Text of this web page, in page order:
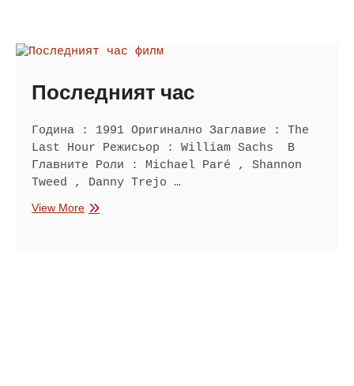
Последният час
Година : 1991 Оригинално Заглавие : The
Last Hour Режисьор : William Sachs В
Главните Роли : Michael Paré , Shannon
Tweed , Danny Trejo …
View MoreПоследният